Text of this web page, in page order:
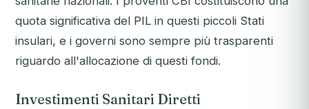
quota significativa del PIL in questi piccoli Stati
insulari, e i governi sono sempre più trasparenti
riguardo all'allocazione di questi fondi.
Investimenti Sanitari Diretti